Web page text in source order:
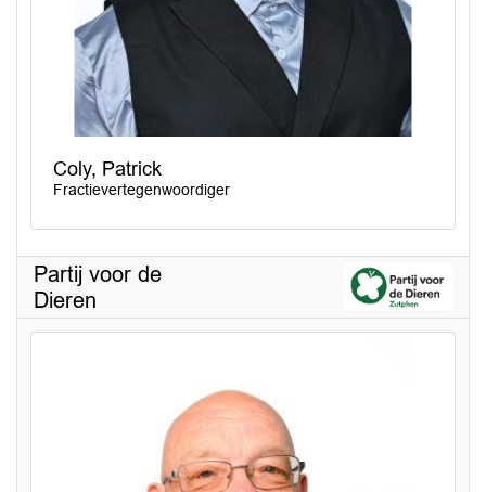
Coly, Patrick
Fractievertegenwoordiger
Partij voor de
Dieren